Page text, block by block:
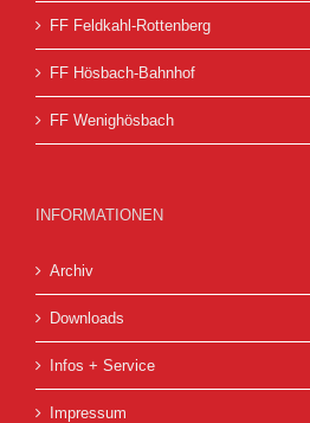
FF Feldkahl-Rottenberg
FF Hösbach-Bahnhof
FF Wenighösbach
INFORMATIONEN
Archiv
Downloads
Infos + Service
Impressum